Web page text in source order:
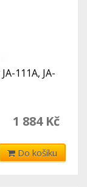
111A, JA-
1 884 Kč
Do košíku